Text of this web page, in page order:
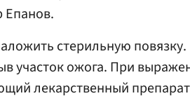
Епанов.
стерильную повязку.
участок ожога. При
лекарственный